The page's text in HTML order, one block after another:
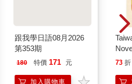
跟我學日語08月2026
第353期
180 特價 171 元
加入購物車
73 折